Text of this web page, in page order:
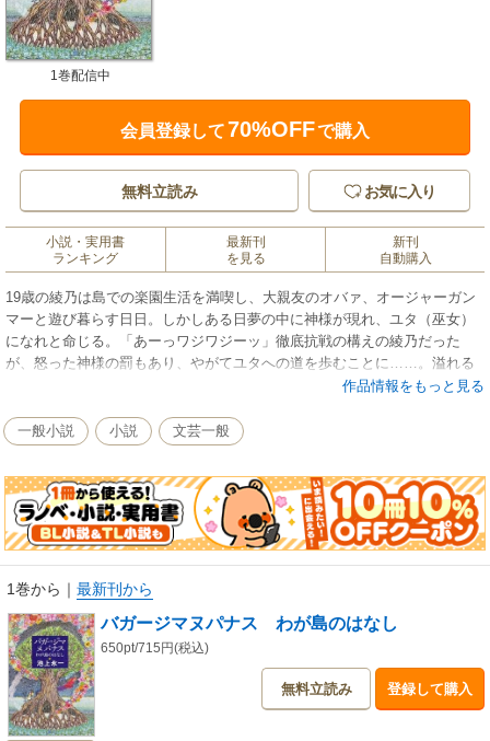
1巻配信中
会員登録して70%OFFで購入
無料立読み お気に入り
小説・実用書
ランキング
最新刊
を見る
新刊
自動購入
19歳の綾乃は島での楽園生活を満喫し、大親友のオバァ、オージャーガン
マーと遊び暮らす日日。しかしある日夢の中に神様が現れ、ユタ（巫女）
になれと命じる。「あーっワジワジーッ」徹底抗戦の構えの綾乃だった
が、怒った神様の罰もあり、やがてユタへの道を歩むことに……。溢れる
方言と三線の音、抜けるような空に映える極彩色、豊かな伝承と横溢する
作品情報をもっと見る
一般小説 小説 文芸一般
1巻から ｜ 最新刊から
バガージマヌパナス わが島のはなし
650pt/715円(税込)
無料立読み 登録して購入